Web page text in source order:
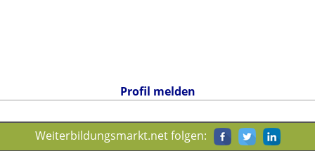
Profil melden
Weiterbildungsmarkt.net folgen: